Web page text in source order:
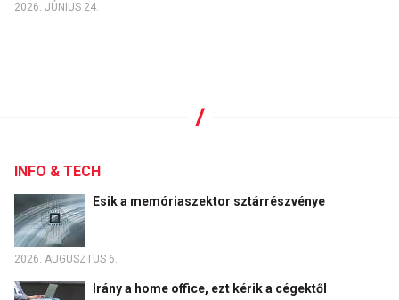
2026. JÚNIUS 24.
INFO & TECH
Esik a memóriaszektor sztárrészvénye
2026. AUGUSZTUS 6.
Irány a home office, ezt kérik a cégektől